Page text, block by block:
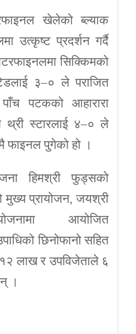
खेलेको ब्ल्याक
उत्कृष्ट प्रदर्शन गर्दै
सिक्किमको
३–० ले पराजित
पटकको आहारारा
थ्री स्टारलाई ४–० ले
फाइनल पुगेको हो ।
हिमश्री फुड्सको
मुख्य प्रायोजन, जयश्री
आयोजित
छिनोफानो सहित
लाख र उपविजेताले ६
।